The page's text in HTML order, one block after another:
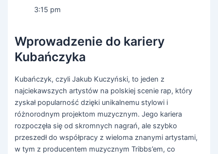
3:15 pm
Wprowadzenie do kariery
Kubańczyka
Kubańczyk, czyli Jakub Kuczyński, to jeden z
najciekawszych artystów na polskiej scenie rap, który
zyskał popularność dzięki unikalnemu stylowi i
różnorodnym projektom muzycznym. Jego kariera
rozpoczęła się od skromnych nagrań, ale szybko
przeszedł do współpracy z wieloma znanymi artystami,
w tym z producentem muzycznym Tribbs’em, co